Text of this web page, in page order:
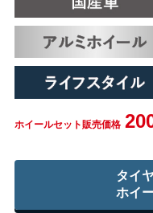
ホイールセット販売価格
タイ
ホイ